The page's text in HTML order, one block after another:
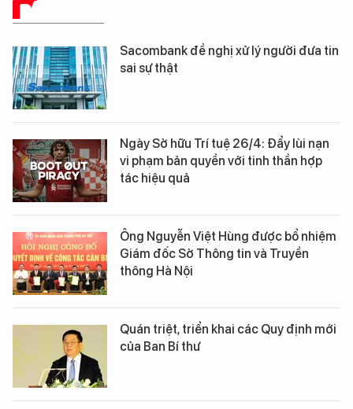
BÁO CHÍ SỐ
Sacombank đề nghị xử lý người đưa tin
sai sự thật
Ngày Sở hữu Trí tuệ 26/4: Đẩy lùi nạn
vi phạm bản quyền với tinh thần hợp
tác hiệu quả
Ông Nguyễn Việt Hùng được bổ nhiệm
Giám đốc Sở Thông tin và Truyền
thông Hà Nội
Quán triệt, triển khai các Quy định mới
của Ban Bí thư